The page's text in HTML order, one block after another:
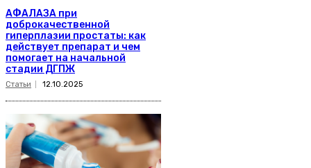
АФАЛАЗА при
доброкачественной
гиперплазии простаты: как
действует препарат и чем
помогает на начальной
стадии ДГПЖ
Статьи 12.10.2025